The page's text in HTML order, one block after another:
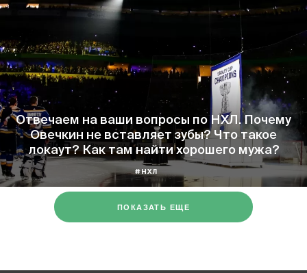
Отвечаем на ваши вопросы по НХЛ. Почему
Овечкин не вставляет зубы? Что такое
локаут? Как там найти хорошего мужа?
#НХЛ
ПОКАЗАТЬ ЕЩЕ